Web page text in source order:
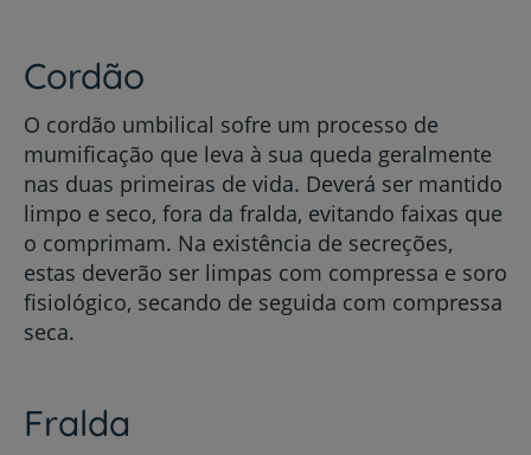
Cordão
O cordão umbilical sofre um processo de
mumificação que leva à sua queda geralmente
nas duas primeiras de vida. Deverá ser mantido
limpo e seco, fora da fralda, evitando faixas que
o comprimam. Na existência de secreções,
estas deverão ser limpas com compressa e soro
fisiológico, secando de seguida com compressa
seca.
Fralda